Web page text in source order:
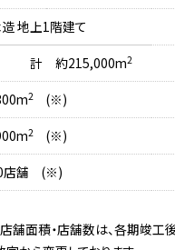
地上1階建て
計 約215,000m2
2 (※)
2 (※)
店舗 (※)
舗面積・店舗数は、各期竣